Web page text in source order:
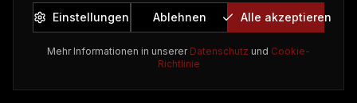
Einstellungen Ablehnen Alle akzeptieren
Mehr Informationen in unserer Datenschutz und Cookie-
Richtlinie